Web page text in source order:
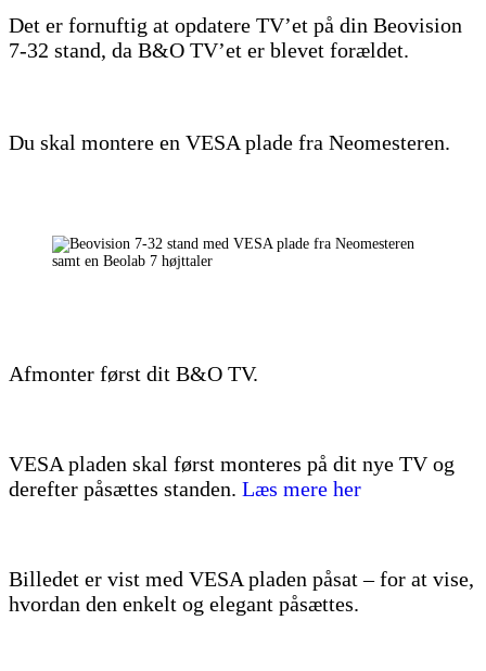
Det er fornuftig at opdatere TV’et på din Beovision
7-32 stand, da B&O TV’et er blevet forældet.
Du skal montere en VESA plade fra Neomesteren.
Afmonter først dit B&O TV.
VESA pladen skal først monteres på dit nye TV og
derefter påsættes standen. Læs mere her
Billedet er vist med VESA pladen påsat – for at vise,
hvordan den enkelt og elegant påsættes.